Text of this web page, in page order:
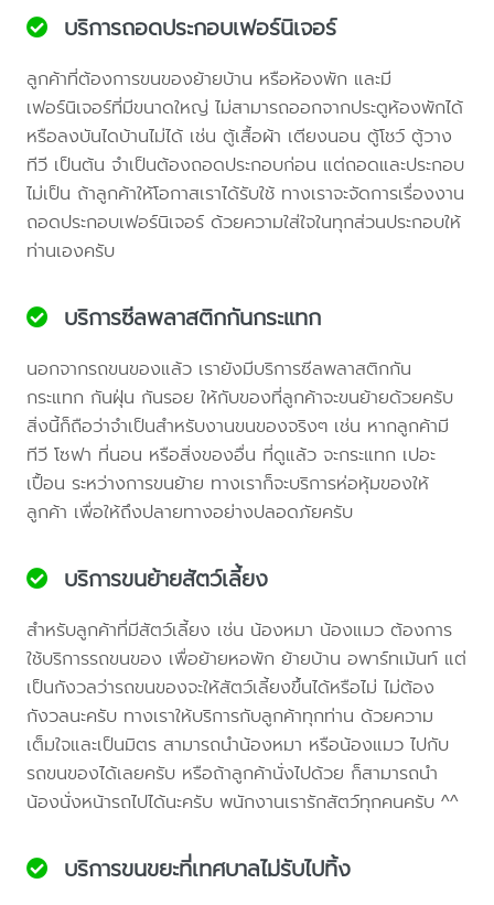
บริการถอดประกอบเฟอร์นิเจอร์
ลูกค้าที่ต้องการขนของย้ายบ้าน หรือห้องพัก และมี
เฟอร์นิเจอร์ที่มีขนาดใหญ่ ไม่สามารถออกจากประตูห้องพักได้
หรือลงบันไดบ้านไม่ได้ เช่น ตู้เสื้อผ้า เตียงนอน ตู้โชว์ ตู้วาง
ทีวี เป็นต้น จำเป็นต้องถอดประกอบก่อน แต่ถอดและประกอบ
ไม่เป็น ถ้าลูกค้าให้โอกาสเราได้รับใช้ ทางเราจะจัดการเรื่องงาน
ถอดประกอบเฟอร์นิเจอร์ ด้วยความใส่ใจในทุกส่วนประกอบให้
ท่านเองครับ
บริการซีลพลาสติกกันกระแทก
นอกจากรถขนของแล้ว เรายังมีบริการซีลพลาสติกกัน
กระแทก กันฝุ่น กันรอย ให้กับของที่ลูกค้าจะขนย้ายด้วยครับ
สิ่งนี้ก็ถือว่าจำเป็นสำหรับงานขนของจริงๆ เช่น หากลูกค้ามี
ทีวี โซฟา ที่นอน หรือสิ่งของอื่น ที่ดูแล้ว จะกระแทก เปอะ
เปื้อน ระหว่างการขนย้าย ทางเราก็จะบริการห่อหุ้มของให้
ลูกค้า เพื่อให้ถึงปลายทางอย่างปลอดภัยครับ
บริการขนย้ายสัตว์เลี้ยง
สำหรับลูกค้าที่มีสัตว์เลี้ยง เช่น น้องหมา น้องแมว ต้องการ
ใช้บริการรถขนของ เพื่อย้ายหอพัก ย้ายบ้าน อพาร์ทเม้นท์ แต่
เป็นกังวลว่ารถขนของจะให้สัตว์เลี้ยงขึ้นได้หรือไม่ ไม่ต้อง
กังวลนะครับ ทางเราให้บริการกับลูกค้าทุกท่าน ด้วยความ
เต็มใจและเป็นมิตร สามารถนำน้องหมา หรือน้องแมว ไปกับ
รถขนของได้เลยครับ หรือถ้าลูกค้านั่งไปด้วย ก็สามารถนำ
น้องนั่งหน้ารถไปได้นะครับ พนักงานเรารักสัตว์ทุกคนครับ ^^
บริการขนขยะที่เทศบาลไม่รับไปทิ้ง